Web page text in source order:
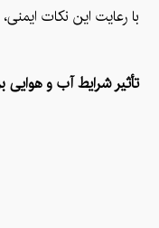
با رعایت این نکات
تأثیر شرایط آب و هوایی